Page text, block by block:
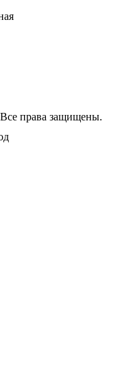
права защищены.